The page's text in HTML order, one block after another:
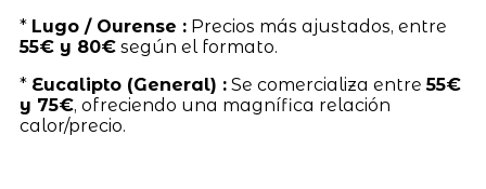
* Lugo / Ourense :Precios más ajustados, entre
55€ y 80€según el formato.
* Eucalipto (General) :Se comercializa entre55€
y 75€, ofreciendo una magnífica relación
calor/precio.